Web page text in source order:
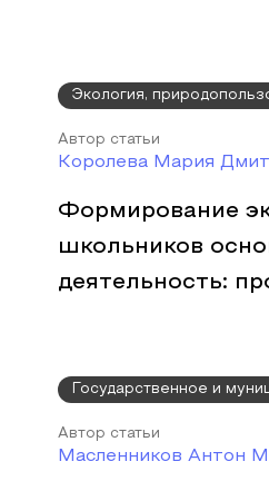
Экология,
Автор статьи
Королева Мария
Формирование
школьников
деятельность:
Государственное и
Автор статьи
Масленников Антон